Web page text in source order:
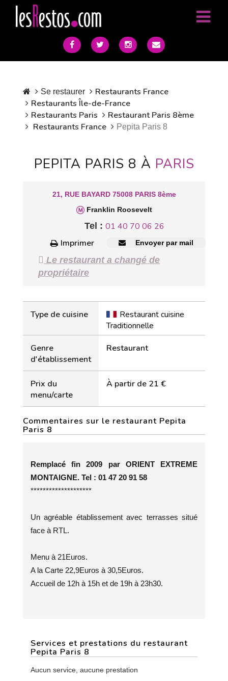
Se restaurer
Restaurants France
Restaurants Île-de-France
Restaurants Paris
Restaurant Paris 8ème
Restaurants France
Pepita Paris 8
PEPITA PARIS 8 À PARIS
21, RUE BAYARD 75008 PARIS 8ème
Franklin Roosevelt
Tel : 01 40 70 06 26
Imprimer
Envoyer par mail
Le restaurant a changé de
propriétaire
Type de cuisine
Restaurant cuisine
Traditionnelle
Genre
d'établissement
Restaurant
Prix du
menu/carte
À partir de 21 €
Commentaires sur le restaurant Pepita
Paris 8
Remplacé fin 2009 par ORIENT EXTREME
MONTAIGNE. Tel : 01 47 20 91 58
********************
Un agréable établissement avec terrasses situé
face à RTL.
Menu à 21Euros.
A la Carte 22,9Euros à 30,5Euros.
Accueil de 12h à 15h et de 19h à 23h30.
Services et prestations du restaurant
Pepita Paris 8
Aucun service, aucune prestation